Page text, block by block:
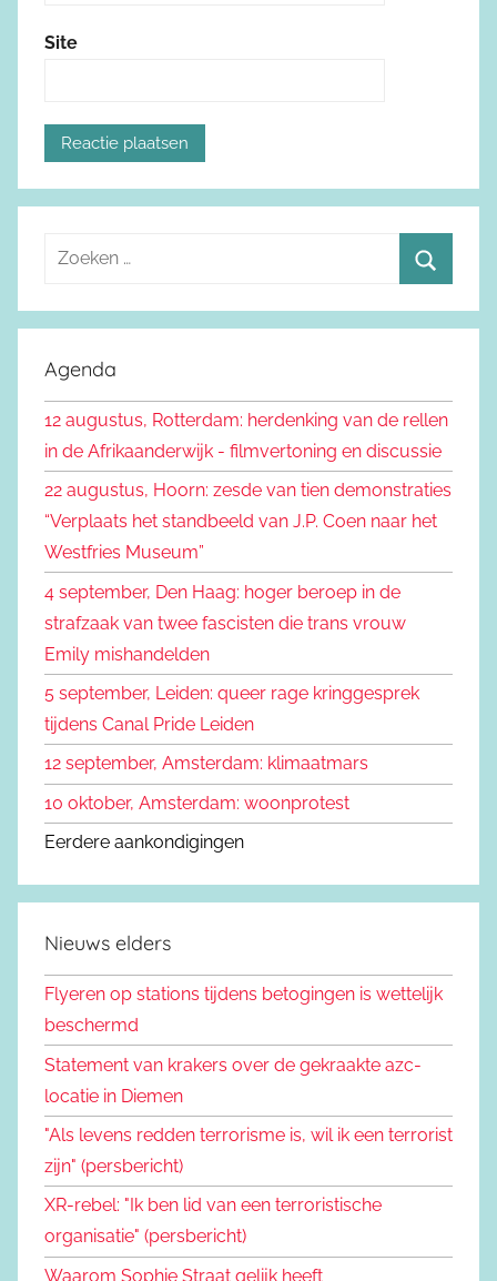
Site
e
e
n
a
:
o
e
n
Agenda
12 augustus, Rotterdam: herdenking van de rellen
in de Afrikaanderwijk - filmvertoning en discussie
22 augustus, Hoorn: zesde van tien demonstraties
“Verplaats het standbeeld van J.P. Coen naar het
Westfries Museum”
4 september, Den Haag: hoger beroep in de
strafzaak van twee fascisten die trans vrouw
Emily mishandelden
5 september, Leiden: queer rage kringgesprek
tijdens Canal Pride Leiden
12 september, Amsterdam: klimaatmars
10 oktober, Amsterdam: woonprotest
Eerdere aankondigingen
Nieuws elders
Flyeren op stations tijdens betogingen is wettelijk
beschermd
Statement van krakers over de gekraakte azc-
locatie in Diemen
"Als levens redden terrorisme is, wil ik een terrorist
zijn" (persbericht)
XR-rebel: "Ik ben lid van een terroristische
organisatie" (persbericht)
Waarom Sophie Straat gelijk heeft